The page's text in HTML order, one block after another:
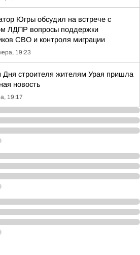
Югры обсудил на встрече с
ЛДПР вопросы поддержки
СВО и контроля миграции
19:23
Дня строителя жителям Урая пришла
новость
19:17